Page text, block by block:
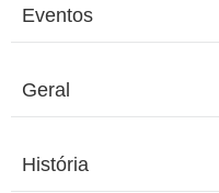
Eventos
Geral
História